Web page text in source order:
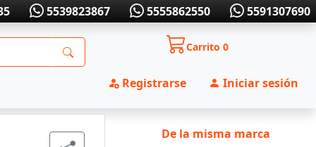
5539823867 5555862550 5591307690
Carrito0
Registrarse Iniciar sesión
De la misma marca